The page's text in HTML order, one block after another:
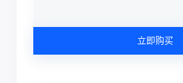
立即购买